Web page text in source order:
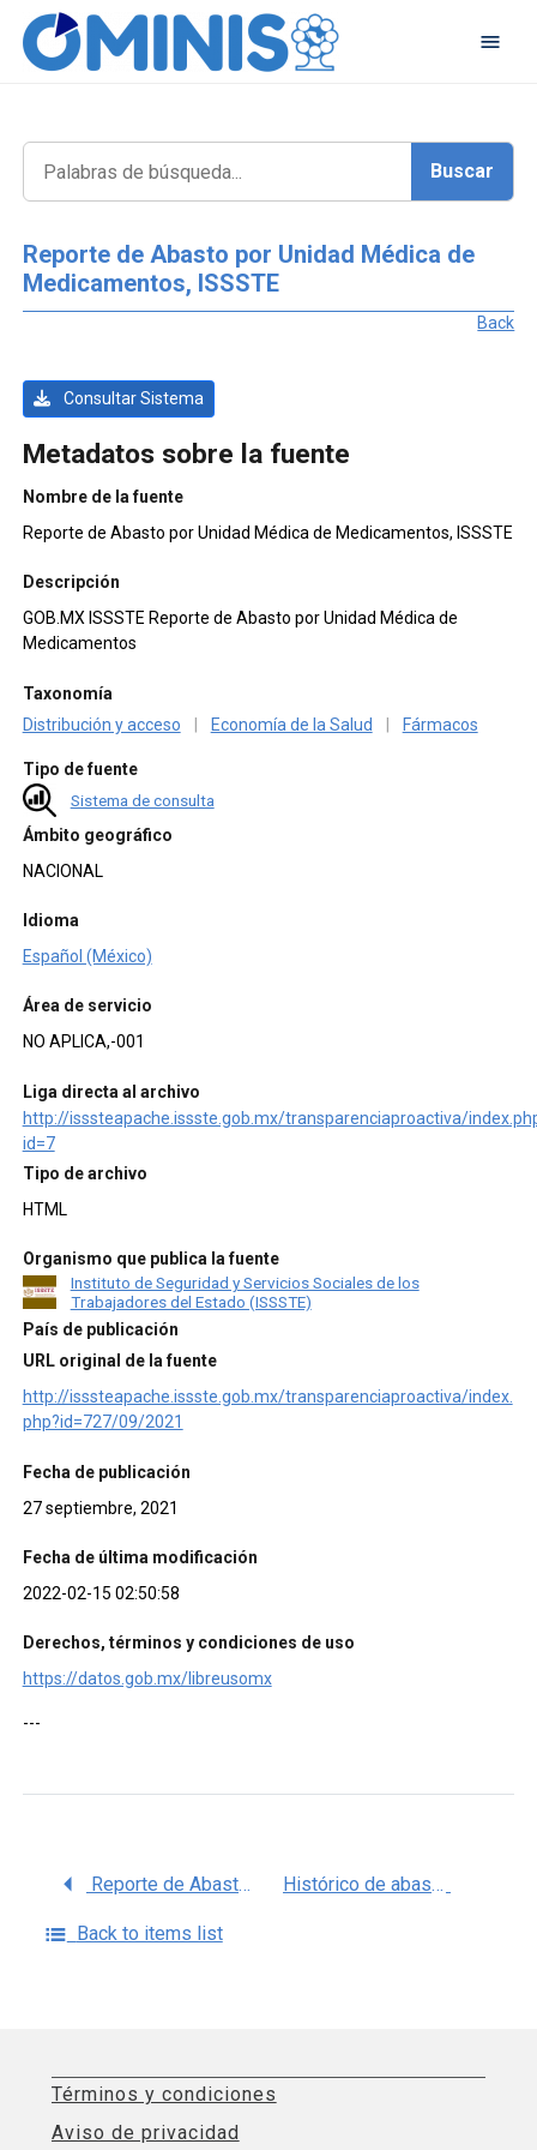
Reporte de Abasto por Unidad Médica de
Medicamentos, ISSSTE
Back
Consultar Sistema
Metadatos sobre la fuente
Nombre de la fuente
Reporte de Abasto por Unidad Médica de Medicamentos, ISSSTE
Descripción
GOB.MX ISSSTE Reporte de Abasto por Unidad Médica de
Medicamentos
Taxonomía
Distribución y acceso
Economía de la Salud Fármacos
Tipo de fuente
Sistema de consulta
Ámbito geográfico
NACIONAL
Idioma
Español (México)
Área de servicio
NO APLICA,-001
Liga directa al archivo
http://isssteapache.issste.gob.mx/transparenciaproactiva/
id=7
Tipo de archivo
HTML
Organismo que publica la fuente
Instituto de Seguridad y Servicios Sociales de los
Trabajadores del Estado (ISSSTE)
País de publicación
URL original de la fuente
http://isssteapache.issste.gob.mx/transparenciaproactiva/index.
php?id=727/09/2021
Fecha de publicación
27 septiembre, 2021
Fecha de última modificación
2022-02-15 02:50:58
Derechos, términos y condiciones de uso
https://datos.gob.mx/libreusomx
---
Reporte de Abasto a Nivel Nacional en Unidades Médicas de Medicamentos, ISSSTE. Histórico de abasto a Nivel Nacional en Unidades Médicas en Medicamentos, ISSSTE.
Back to items list
Términos y condiciones
Aviso de privacidad